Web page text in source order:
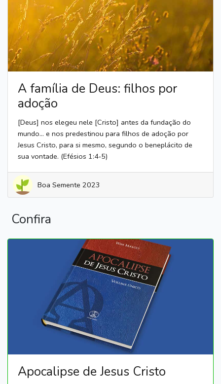
A família de Deus: filhos por
adoção
[Deus] nos elegeu nele [Cristo] antes da fundação do
mundo… e nos predestinou para filhos de adoção por
Jesus Cristo, para si mesmo, segundo o beneplácito de
sua vontade. (Efésios 1:4‑5)
Boa Semente 2023
Confira
Apocalipse de Jesus Cristo